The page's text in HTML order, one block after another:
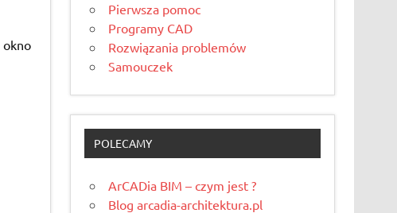
Pierwsza pomoc
Programy CAD
Rozwiązania problemów
Samouczek
POLECAMY
ArCADia BIM – czym jest ?
Blog arcadia-architektura.pl